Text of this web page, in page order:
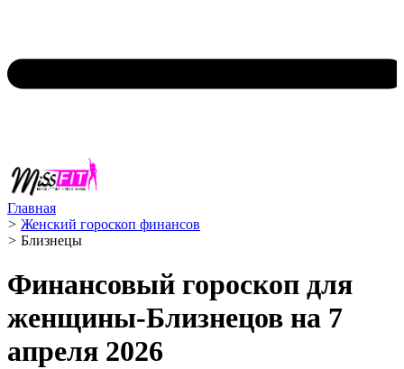
Главная
> Женский гороскоп финансов
> Близнецы ️
Финансовый гороскоп для
женщины-Близнецов на 7
апреля 2026